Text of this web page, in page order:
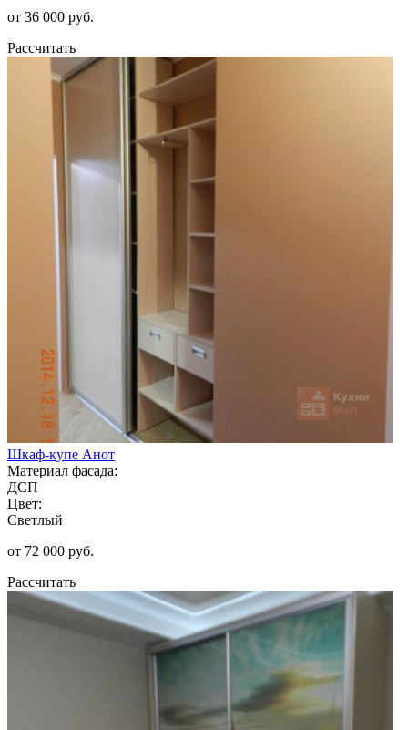
от 36 000 руб.
Рассчитать
Шкаф-купе Анот
Материал фасада:
ДСП
Цвет:
Светлый
от 72 000 руб.
Рассчитать